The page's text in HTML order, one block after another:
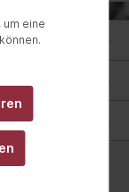
zzgl.
eine